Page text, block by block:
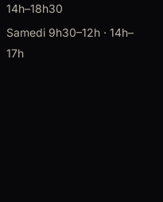
14h–18h30
Samedi 9h30–12h · 14h–
17h